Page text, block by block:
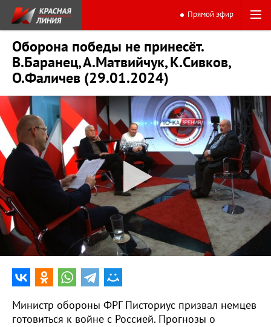
Прямой эфир
Оборона победы не принесёт.
В.Баранец, А.Матвийчук, К.Сивков,
О.Фаличев (29.01.2024)
0:00 44:44
Министр обороны ФРГ Писториус призвал немцев
готовиться к войне с Россией. Прогнозы о